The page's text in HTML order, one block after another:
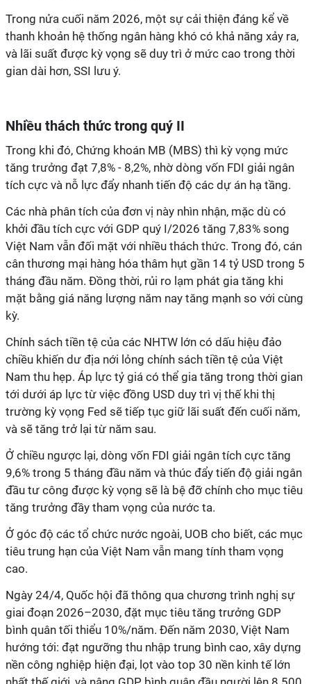
Trong nửa cuối năm 2026, một sự cải thiện đáng kể về
thanh khoản hệ thống ngân hàng khó có khả năng xảy ra,
và lãi suất được kỳ vọng sẽ duy trì ở mức cao trong thời
gian dài hơn, SSI lưu ý.
Nhiều thách thức trong quý II
Trong khi đó, Chứng khoán MB (MBS) thì kỳ vọng mức
tăng trưởng đạt 7,8% - 8,2%, nhờ dòng vốn FDI giải ngân
tích cực và nỗ lực đẩy nhanh tiến độ các dự án hạ tầng.
Các nhà phân tích của đơn vị này nhìn nhận, mặc dù có
khởi đầu tích cực với GDP quý I/2026 tăng 7,83% song
Việt Nam vẫn đối mặt với nhiều thách thức. Trong đó, cán
cân thương mại hàng hóa thâm hụt gần 14 tỷ USD trong 5
tháng đầu năm. Đồng thời, rủi ro lạm phát gia tăng khi
mặt bằng giá năng lượng năm nay tăng mạnh so với cùng
kỳ.
Chính sách tiền tệ của các NHTW lớn có dấu hiệu đảo
chiều khiến dư địa nới lỏng chính sách tiền tệ của Việt
Nam thu hẹp. Áp lực tỷ giá có thể gia tăng trong thời gian
tới dưới áp lực từ việc đồng USD duy trì vị thế khi thị
trường kỳ vọng Fed sẽ tiếp tục giữ lãi suất đến cuối năm,
và sẽ tăng trở lại từ năm sau.
Ở chiều ngược lại, dòng vốn FDI giải ngân tích cực tăng
9,6% trong 5 tháng đầu năm và thúc đẩy tiến độ giải ngân
đầu tư công được kỳ vọng sẽ là bệ đỡ chính cho mục tiêu
tăng trưởng đầy tham vọng của nước ta.
Ở góc độ các tổ chức nước ngoài, UOB cho biết, các mục
tiêu trung hạn của Việt Nam vẫn mang tính tham vọng
cao.
Ngày 24/4, Quốc hội đã thông qua chương trình nghị sự
giai đoạn 2026–2030, đặt mục tiêu tăng trưởng GDP
bình quân tối thiểu 10%/năm. Đến năm 2030, Việt Nam
hướng tới: đạt ngưỡng thu nhập trung bình cao, xây dựng
nền công nghiệp hiện đại, lọt vào top 30 nền kinh tế lớn